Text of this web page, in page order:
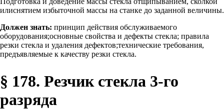
илиснятием избыточной массы на станке до заданной величины.
Должен знать: принцип действия обслуживаемого
оборудования;основные свойства и дефекты стекла; правила
резки стекла и удаления дефектов;технические требования,
предъявляемые к качеству резки стекла.
§ 178. Резчик стекла 3-го
разряда